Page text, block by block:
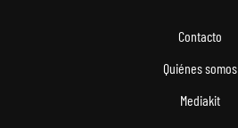
Contacto
Quiénes somos
Mediakit